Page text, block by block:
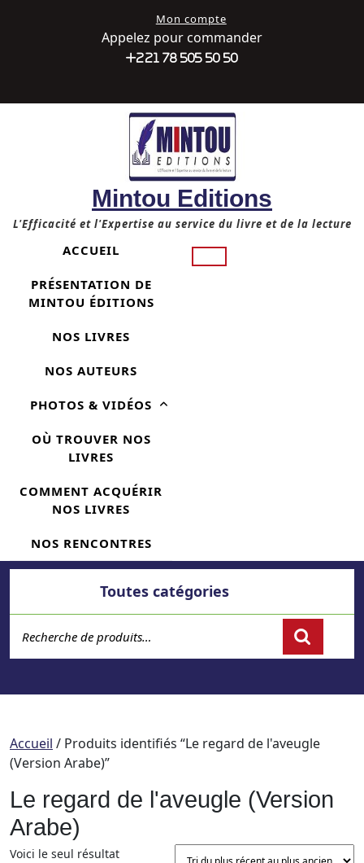
Mon compteMy
Account
Appelez pour commander
+221 78 505 50 50
Mintou Editions
L'Efficacité et l'Expertise au service du livre et de la lecture
ACCUEIL
PRÉSENTATION DE
MINTOU ÉDITIONS
NOS LIVRES
NOS AUTEURS
PHOTOS & VIDÉOS
OÙ TROUVER NOS
LIVRES
COMMENT ACQUÉRIR
NOS LIVRES
NOS RENCONTRES
Toutes catégories
Accueil / Produits identifiés “Le regard de l'aveugle
(Version Arabe)”
Le regard de l'aveugle (Version
Arabe)
Voici le seul résultat